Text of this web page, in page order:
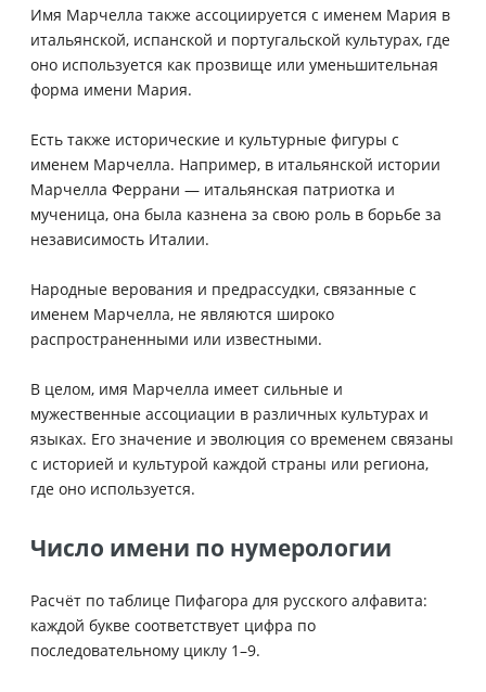
Имя Марчелла также ассоциируется с именем Мария в
итальянской, испанской и португальской культурах, где
оно используется как прозвище или уменьшительная
форма имени Мария.
Есть также исторические и культурные фигуры с
именем Марчелла. Например, в итальянской истории
Марчелла Феррани — итальянская патриотка и
мученица, она была казнена за свою роль в борьбе за
независимость Италии.
Народные верования и предрассудки, связанные с
именем Марчелла, не являются широко
распространенными или известными.
В целом, имя Марчелла имеет сильные и
мужественные ассоциации в различных культурах и
языках. Его значение и эволюция со временем связаны
с историей и культурой каждой страны или региона,
где оно используется.
Число имени по нумерологии
Расчёт по таблице Пифагора для русского алфавита:
каждой букве соответствует цифра по
последовательному циклу 1–9.